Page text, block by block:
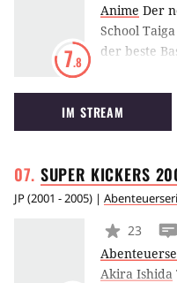
7.8
Anime Der
School
der beste
legendären
Miracles”-
IM STREAM
SUPER KICKERS
JP(2001 - 2005) |
23
Akira Ishida